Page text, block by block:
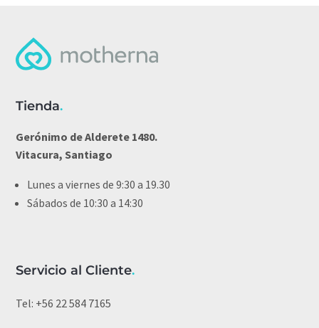
Tienda.
Gerónimo de Alderete 1480.
Vitacura, Santiago
Lunes a viernes de 9:30 a 19.30
Sábados de 10:30 a 14:30
Servicio al Cliente.
Tel: +56 22 584 7165